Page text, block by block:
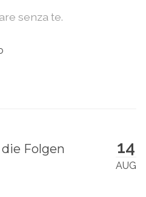
senza te.
14
AUG
Folgen